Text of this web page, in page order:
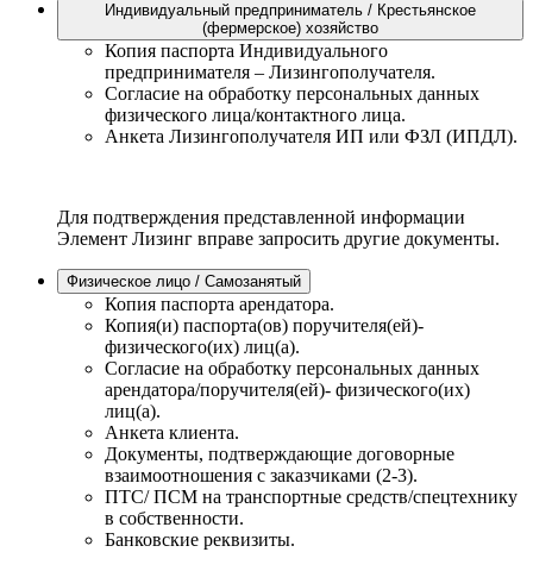
Индивидуальный предприниматель / Крестьянское
(фермерское) хозяйство
Копия паспорта Индивидуального
предпринимателя – Лизингополучателя.
Согласие на обработку персональных данных
физического лица/контактного лица.
Анкета Лизингополучателя ИП или ФЗЛ (ИПДЛ).
Для подтверждения представленной информации
Элемент Лизинг вправе запросить другие документы.
Физическое лицо / Самозанятый
Копия паспорта арендатора.
Копия(и) паспорта(ов) поручителя(ей)-
физического(их) лиц(а).
Согласие на обработку персональных данных
арендатора/поручителя(ей)- физического(их)
лиц(а).
Анкета клиента.
Документы, подтверждающие договорные
взаимоотношения с заказчиками (2-3).
ПТС/ ПСМ на транспортные средств/спецтехнику
в собственности.
Банковские реквизиты.